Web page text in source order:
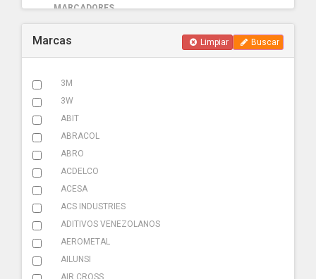
MARCADORES
ACCESORIOS
ADHESIVOS
ADITIVOS
AMARRACABLES
AMBIENTADOR
BATERIA
CAMILLA
Marcas Buscar
Limpiar
3M
3W
ABIT
ABRACOL
ABRO
ACDELCO
ACESA
ACS INDUSTRIES
ADITIVOS VENEZOLANOS
AEROMETAL
AILUNSI
AIR CROSS